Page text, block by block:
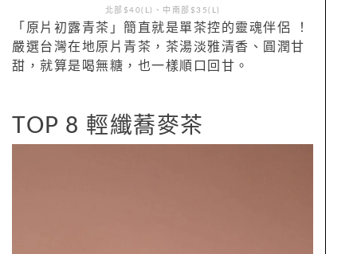
北部$40(L)、中南部$35(L)
「原片初露青茶」簡直就是單茶控的靈魂伴侶 ！
嚴選台灣在地原片青茶，茶湯淡雅清香、圓潤甘
甜，就算是喝無糖，也一樣順口回甘。
TOP 8 輕纖蕎麥茶